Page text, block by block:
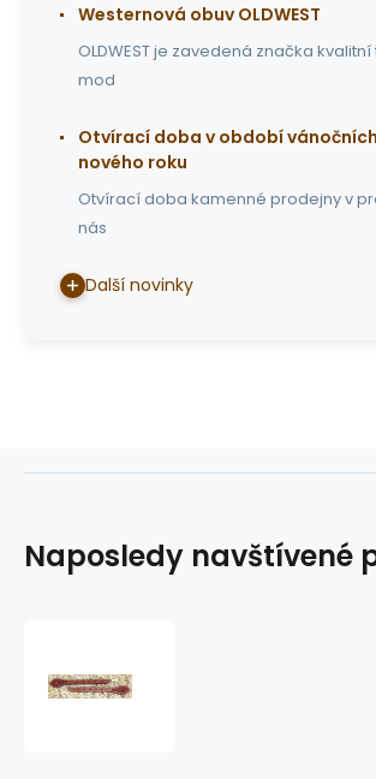
Westernová obuv OLDWEST
OLDWEST je zavedená značka
mod
Otvírací doba v období
nového roku
Otvírací doba kamenné prodejny v
nás
Další novinky
Naposledy navštívené